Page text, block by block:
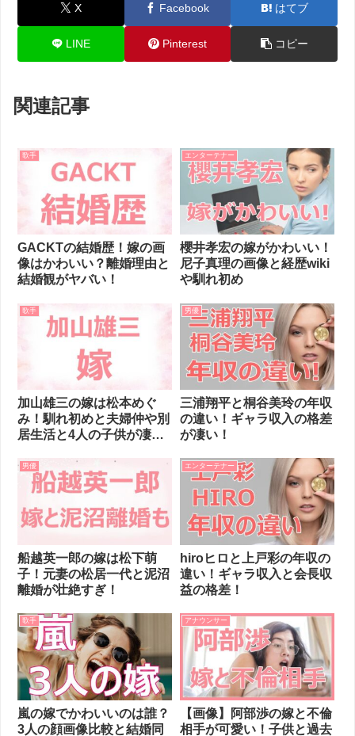
X Facebook はてブ
LINE Pinterest コピー
関連記事
歌手
GACKTの結婚歴！嫁の画
像はかわいい？離婚理由と
結婚観がヤバい！
エンターテナー
櫻井孝宏の嫁がかわいい！
尼子真理の画像と経歴wiki
や馴れ初め
歌手
加山雄三の嫁は松本めぐ
み！馴れ初めと夫婦仲や別
居生活と4人の子供が凄
男優
三浦翔平と桐谷美玲の年収
の違い！ギャラ収入の格差
が凄い！
男優
船越英一郎の嫁は松下萌
子！元妻の松居一代と泥沼
離婚が壮絶すぎ！
エンターテナー
hiroヒロと上戸彩の年収の
違い！ギャラ収入と会長収
益の格差！
歌手
嵐の嫁でかわいいのは誰？
3人の顔画像比較と結婚同
アナウンサー
【画像】阿部渉の嫁と不倫
相手が可愛い！子供と過去